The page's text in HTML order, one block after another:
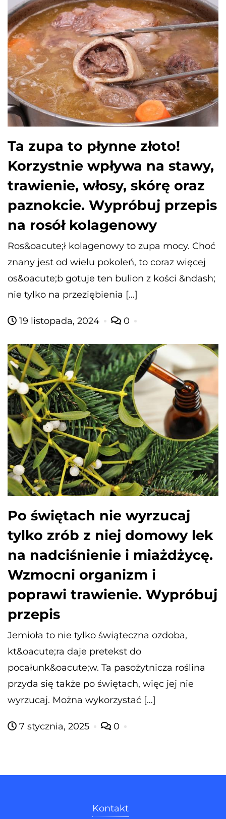
Ta zupa to płynne złoto!
Korzystnie wpływa na stawy,
trawienie, włosy, skórę oraz
paznokcie. Wypróbuj przepis
na rosół kolagenowy
Ros&oacute;ł kolagenowy to zupa mocy. Choć
znany jest od wielu pokoleń, to coraz więcej
os&oacute;b gotuje ten bulion z kości &ndash;
nie tylko na przeziębienia […]
19 listopada, 2024 0
Po świętach nie wyrzucaj
tylko zrób z niej domowy lek
na nadciśnienie i miażdżycę.
Wzmocni organizm i
poprawi trawienie. Wypróbuj
przepis
Jemioła to nie tylko świąteczna ozdoba,
kt&oacute;ra daje pretekst do
pocałunk&oacute;w. Ta pasożytnicza roślina
przyda się także po świętach, więc jej nie
wyrzucaj. Można wykorzystać […]
7 stycznia, 2025 0
Kontakt